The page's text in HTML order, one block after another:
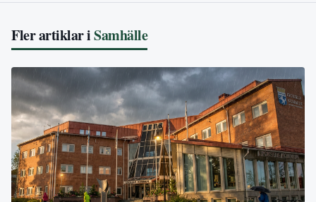
Fler artiklar iSamhälle